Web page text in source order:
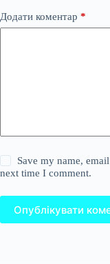
Додати коментар *
Save my name,
next time I comment.
Опублікувати